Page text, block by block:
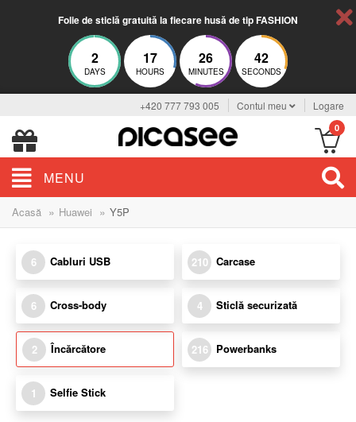
Folie de sticlă gratuită la fiecare husă de tip FASHION
2
DAYS
17
HOURS
26
MINUTES
41
SECONDS
+420 777 793 005 Contul meu Logare
0
MENU
Acasă » Huawei » Y5P
6 Cabluri USB 210 Carcase
6 Cross-body 4 Sticlă securizată
2 Încărcătore 216 Powerbanks
1 Selfie Stick